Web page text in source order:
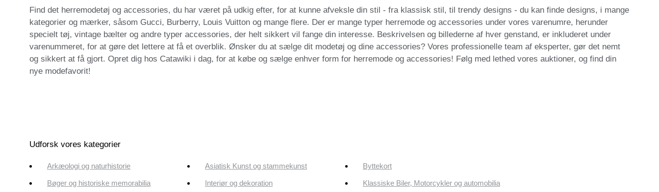
Find det herremodetøj og accessories, du har været på udkig efter, for at kunne afveksle din stil - fra klassisk stil, til trendy designs - du kan finde designs, i mange
kategorier og mærker, såsom Gucci, Burberry, Louis Vuitton og mange flere. Der er mange typer herremode og accessories under vores varenumre, herunder
specielt tøj, vintage bælter og andre typer accessories, der helt sikkert vil fange din interesse. Beskrivelsen og billederne af hver genstand, er inkluderet under
varenummeret, for at gøre det lettere at få et overblik. Ønsker du at sælge dit modetøj og dine accessories? Vores professionelle team af eksperter, gør det nemt
og sikkert at få gjort. Opret dig hos Catawiki i dag, for at købe og sælge enhver form for herremode og accessories! Følg med lethed vores auktioner, og find din
nye modefavorit!
Udforsk vores kategorier
Arkæologi og naturhistorie Asiatisk Kunst og stammekunst Byttekort
Bøger og historiske memorabilia Interiør og dekoration Klassiske Biler, Motorcykler og automobilia